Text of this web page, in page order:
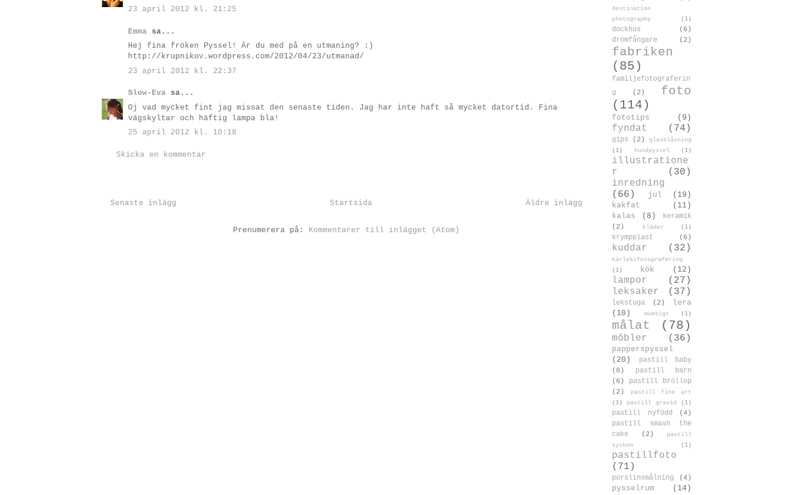
23 april 2012 kl. 21:25
Emma sa...
Hej fina fröken Pyssel! Är du med på en utmaning? :)
http://krupnikov.wordpress.com/2012/04/23/utmanad/
23 april 2012 kl. 22:37
Slow-Eva sa...
Oj vad mycket fint jag missat den senaste tiden. Jag har inte haft så mycket datortid. Fina
vägskyltar och häftig lampa bla!
25 april 2012 kl. 10:18
Skicka en kommentar
Senaste inlägg Äldre inlägg
Startsida
Prenumerera på: Kommentarer till inlägget (Atom)
destination
photography
(1)
dockhus
(6)
drömfångare
(2)
fabriken
(85)
familjefotograferin
g
(2)
foto
(114)
fototips (9)
fyndat (74)
gips (2)
glasblåsning
(1)
hundpyssel (1)
illustratione
r
(30)
inredning
(66)
jul
(19)
kakfat
(11)
kalas
(8)
keramik
(2)
kläder (1)
krympplast (6)
kuddar (32)
kärleksfotografering
(1)
kök (12)
lampor
(27)
leksaker
(37)
lekstuga (2)
lera
(10)
mumsigt (1)
målat (78)
möbler (36)
papperspyssel
(20)
pastill baby
(6)
pastill barn
(6)
pastill bröllop
(2)
pastill fine art
(1)
pastill gravid (1)
pastill nyfödd
(4)
pastill smash the
cake
(2)
pastill
syskon
(1)
pastillfoto
(71)
porslinsmålning (4)
pysselrum
(14)